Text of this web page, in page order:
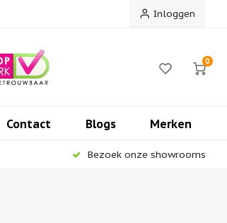
Inloggen
0
Contact Blogs Merken
Bezoek onze showrooms